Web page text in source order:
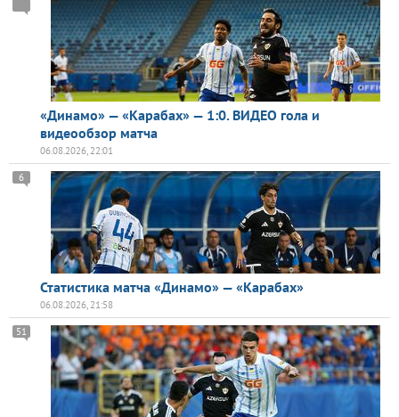
«Динамо» — «Карабах» — 1:0. ВИДЕО гола и
видеообзор матча
06.08.2026, 22:01
Статистика матча «Динамо» — «Карабах»
6
06.08.2026, 21:58
51